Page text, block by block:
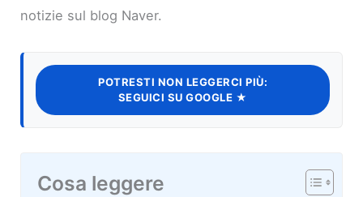
notizie sul blog Naver.
POTRESTI NON LEGGERCI PIÙ:
SEGUICI SU GOOGLE ★
Cosa leggere